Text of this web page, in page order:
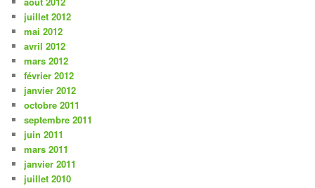
juillet 2012
mai 2012
avril 2012
mars 2012
février 2012
janvier 2012
octobre 2011
septembre 2011
juin 2011
mars 2011
janvier 2011
juillet 2010